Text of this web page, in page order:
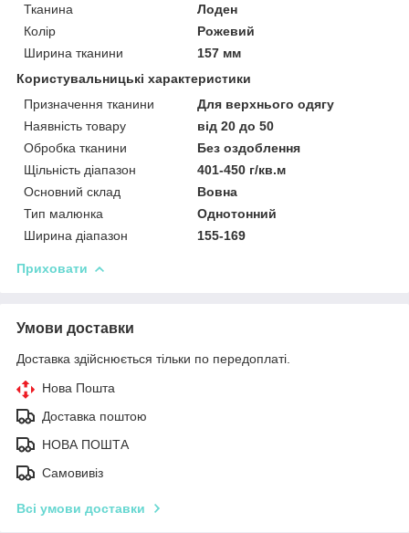
Тканина
Лоден
Колір
Рожевий
Ширина тканини
157 мм
Користувальницькі характеристики
Призначення тканини
Для верхнього одягу
Наявність товару
від 20 до 50
Обробка тканини
Без оздоблення
Щільність діапазон
401-450 г/кв.м
Основний склад
Вовна
Тип малюнка
Однотонний
Ширина діапазон
155-169
Приховати
Умови доставки
Доставка здійснюється тільки по передоплаті.
Нова Пошта
Доставка поштою
НОВА ПОШТА
Самовивіз
Всі умови доставки